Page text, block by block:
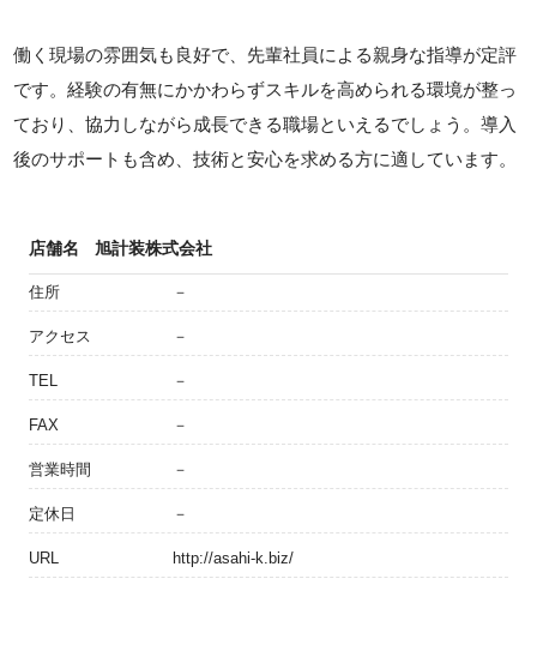
働く現場の雰囲気も良好で、先輩社員による親身な指導が定評
です。経験の有無にかかわらずスキルを高められる環境が整っ
ており、協力しながら成長できる職場といえるでしょう。導入
後のサポートも含め、技術と安心を求める方に適しています。
店舗名 旭計装株式会社
住所 －
アクセス －
TEL －
FAX －
営業時間 －
定休日 －
URL http://asahi-k.biz/